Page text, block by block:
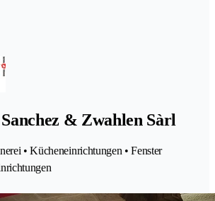
& Zwahlen Sàrl
• Kücheneinrichtungen • Fenster